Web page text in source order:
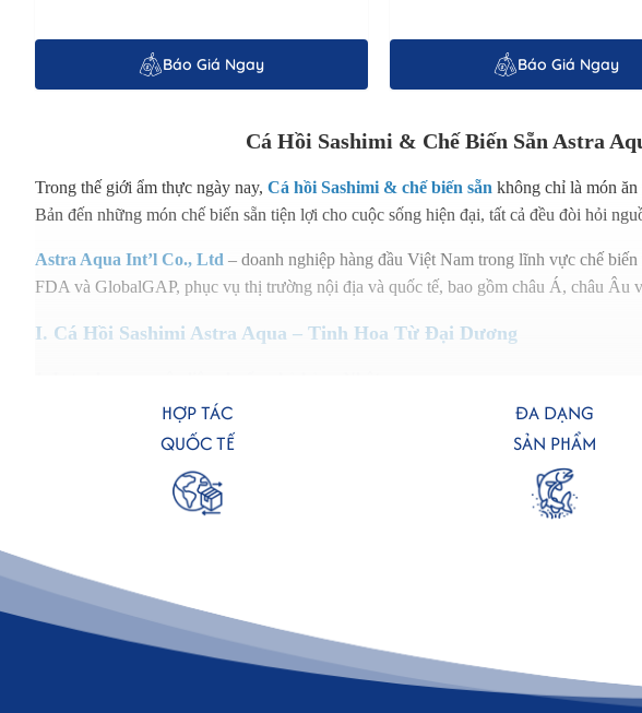
Báo Giá Ngay Báo Giá Ngay
Cá Hồi Sashimi & Chế Biến Sẵn Astra
Trong thế giới ẩm thực ngày nay, Cá hồi Sashimi & chế biến sẵn không chỉ là món
Bản đến những món chế biến sẵn tiện lợi cho cuộc sống hiện đại, tất cả đều đòi hỏi
Astra Aqua Int’l Co., Ltd – doanh nghiệp hàng đầu Việt Nam trong lĩnh vực chế
FDA và GlobalGAP, phục vụ thị trường nội địa và quốc tế, bao gồm châu Á, châu Âu
I. Cá Hồi Sashimi Astra Aqua – Tinh Hoa Từ Đại Dương
Cá hồi Sashimi & chế biến sẵn
được chế biến từ cá hồi
Mỗi con cá hồi đều được kiểm tra nghiêm ngặt về trọng lượng, tỷ lệ mỡ và độ tươi,
HỢP TÁC
QUỐC TẾ
ĐA DẠNG
SẢN PHẨM